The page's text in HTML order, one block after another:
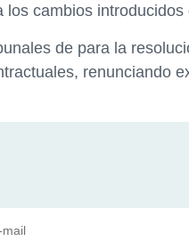
cambios
de para la
renunciando